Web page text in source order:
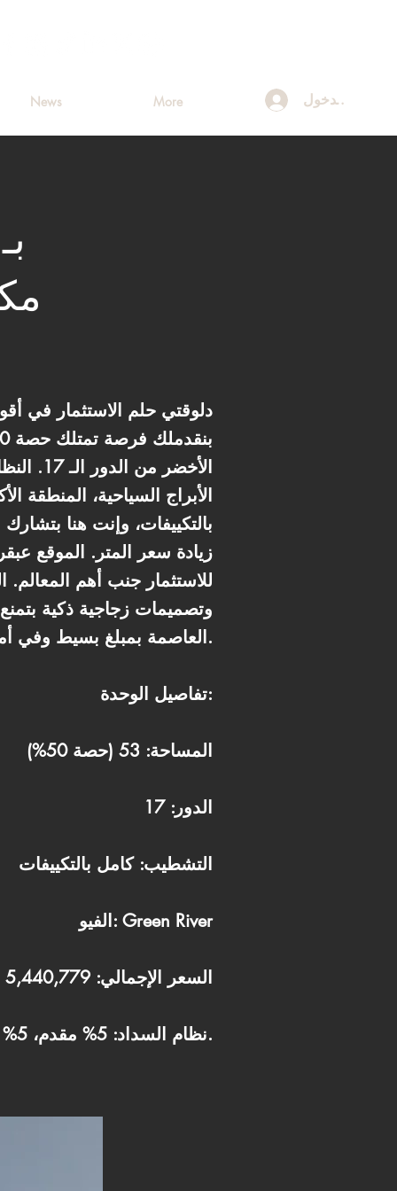
News More تسجيل الدخول
دلوقتي حلم الاستثمار في
الأبراج السياحية،
بالتكييفات، وإنت هنا
زيادة سعر المتر. الموقع
وتصميمات زجاجية ذكية
العاصمة بمبلغ بسيط وفي أميز قطعة أرض، مع نظام تقسيط مريح جداً بيمتد لـ 7 سنين.
تفاصيل الوحدة:
المساحة: 53 (حصة 50%)
الدور: 17
التشطيب: كامل بالتكييفات
الفيو: Green River
السعر الإجمالي: 5,440,779
نظام السداد: 5% مقدم، 5% بعد 6 شهور، والباقي على 7 سنوات.